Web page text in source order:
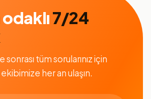
7/24
sonrası tüm sorularınız için
her an ulaşın.